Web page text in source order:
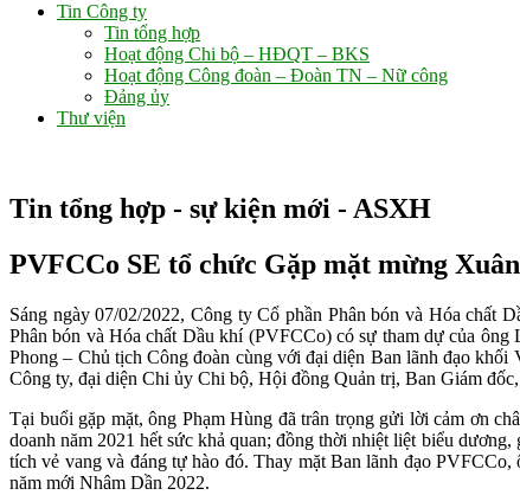
Tin Công ty
Tin tổng hợp
Hoạt động Chi bộ – HĐQT – BKS
Hoạt động Công đoàn – Đoàn TN – Nữ công
Đảng ủy
Thư viện
Tin tổng hợp - sự kiện mới - ASXH
PVFCCo SE tổ chức Gặp mặt mừng
Sáng ngày 07/02/2022, Công ty Cổ phần Phân bón và Hóa
Phân bón và Hóa chất Dầu khí (PVFCCo) có sự tham dự của
Phong – Chủ tịch Công đoàn cùng với đại diện Ban lãnh đạo
Công ty, đại diện Chi ủy Chi bộ, Hội đồng Quản trị, Ban Giám
Tại buổi gặp mặt, ông Phạm Hùng đã trân trọng gửi lời cảm ơn
doanh năm 2021 hết sức khả quan; đồng thời nhiệt liệt biểu
tích vẻ vang và đáng tự hào đó. Thay mặt Ban lãnh đạo
năm mới Nhâm Dần 2022.